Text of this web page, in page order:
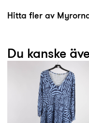
Hitta fler av
Du kanske